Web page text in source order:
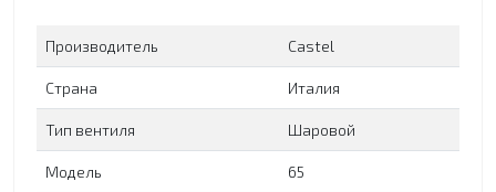
Производитель Сastel
Страна Италия
Тип вентиля Шаровой
Модель 65